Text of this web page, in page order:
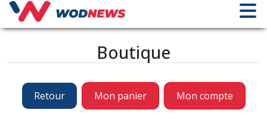
Boutique
Retour Mon panier Mon compte